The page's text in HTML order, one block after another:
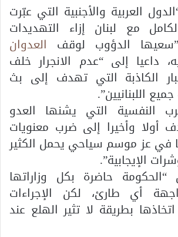
العربية والأجنبية التي عبّرت
مع لبنان إزاء التهديدات
و”سعيها الدؤوب لوقف العدوان
داعيا إلى “عدم الانجرار خلف
الكاذبة التي تهدف إلى بث
اللبنانيين”.
النفسية التي يشنها العدو
أولا وأخيرا إلى ضرب معنويات
في عز موسم سياحي يحمل الكثير
الإيجابية”.
حاضرة بكل وزاراتها
أي طارئ، لكن الإجراءات
بطريقة لا تثير الهلع عند